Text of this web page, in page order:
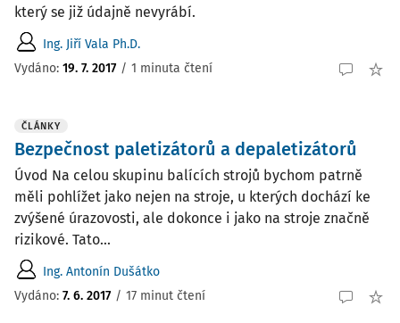
který se již údajně nevyrábí.
Ing. Jiří Vala Ph.D.
Vydáno: 19. 7. 2017 / 1 minuta čtení
ČLÁNKY
Bezpečnost paletizátorů a depaletizátorů
Úvod Na celou skupinu balících strojů bychom patrně
měli pohlížet jako nejen na stroje, u kterých dochází ke
zvýšené úrazovosti, ale dokonce i jako na stroje značně
rizikové. Tato...
Ing. Antonín Dušátko
Vydáno: 7. 6. 2017 / 17 minut čtení